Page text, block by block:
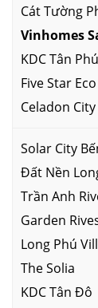
Cát Tường
Vinhomes
KDC Tân
Five Star
Celadon City
Solar City
Đất Nền
Trần Anh
Garden
Long Phú
The Solia
KDC Tân Đô